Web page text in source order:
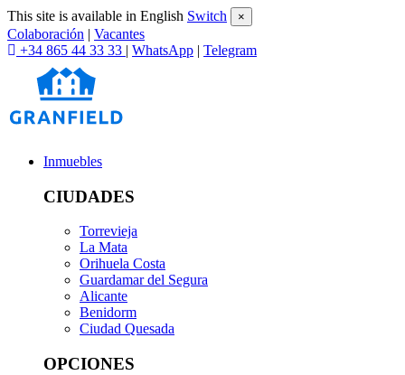
This site is available in English Switch ×
Colaboración | Vacantes
+34 865 44 33 33 | WhatsApp | Telegram
Inmuebles
CIUDADES
Torrevieja
La Mata
Orihuela Costa
Guardamar del Segura
Alicante
Benidorm
Ciudad Quesada
OPCIONES